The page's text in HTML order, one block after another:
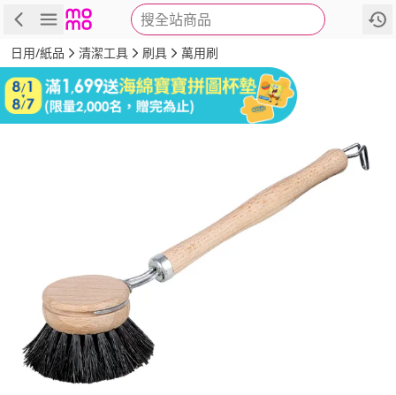
搜全站商品
商品 評價 詳情
日用/紙品 清潔工具 刷具 萬用刷